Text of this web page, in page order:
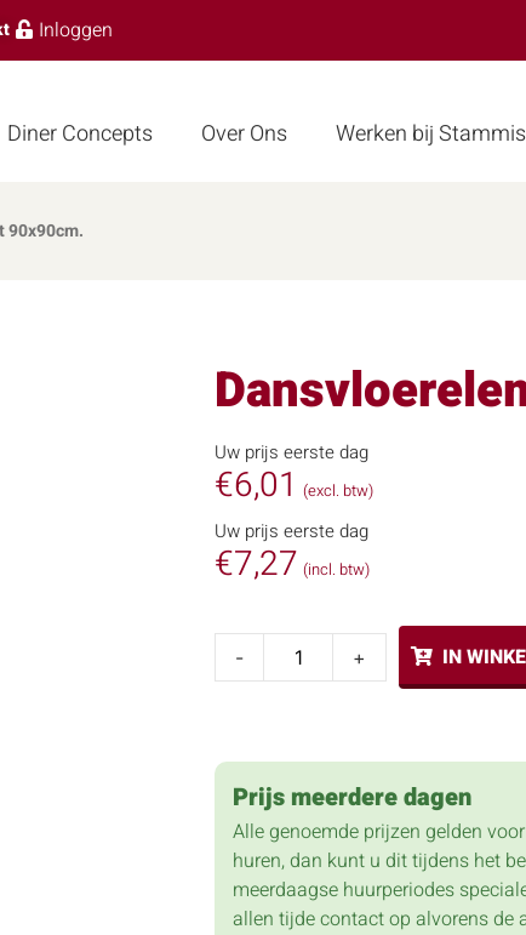
Inloggen
Diner Concepts Over Ons Werken bij Stammis
90x90cm.
Uw prijs eerste dag
€6,01 (excl. btw)
Uw prijs eerste dag
€7,27 (incl. btw)
- + IN
Prijs meerdere dagen
Alle genoemde prijzen gelden
huren, dan kunt u dit tijdens het
meerdaagse huurperiodes
allen tijde contact op alvorens de